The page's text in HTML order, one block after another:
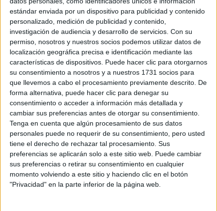
estándar enviada por un dispositivo para publicidad y contenido
personalizado, medición de publicidad y contenido,
investigación de audiencia y desarrollo de servicios. Con su
permiso, nosotros y nuestros socios podemos utilizar datos de
localización geográfica precisa e identificación mediante las
características de dispositivos. Puede hacer clic para otorgarnos
su consentimiento a nosotros y a nuestros 1731 socios para
que llevemos a cabo el procesamiento previamente descrito. De
forma alternativa, puede hacer clic para denegar su
consentimiento o acceder a información más detallada y
cambiar sus preferencias antes de otorgar su consentimiento.
Tenga en cuenta que algún procesamiento de sus datos
personales puede no requerir de su consentimiento, pero usted
tiene el derecho de rechazar tal procesamiento. Sus
preferencias se aplicarán solo a este sitio web. Puede cambiar
sus preferencias o retirar su consentimiento en cualquier
momento volviendo a este sitio y haciendo clic en el botón
"Privacidad" en la parte inferior de la página web.
verdad es que no tengo ni idea de que es éso.
Agradecería mucho a cualquiera que sepa en que consisten
o que haya logrado su plaza en la universidad gracias a los
llamamientos que me lo explicara .; no quiero hacerme falsas
esperanzas y por eso necesitaría tener bien claras las
opciones
Saludos
Virginia
Inicio
Etiquetas: Selectividad